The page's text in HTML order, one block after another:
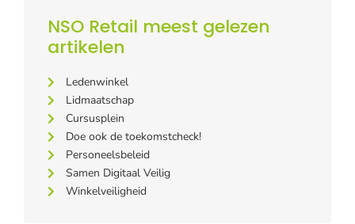
NSO Retail meest gelezen
artikelen
Ledenwinkel
Lidmaatschap
Cursusplein
Doe ook de toekomstcheck!
Personeelsbeleid
Samen Digitaal Veilig
Winkelveiligheid